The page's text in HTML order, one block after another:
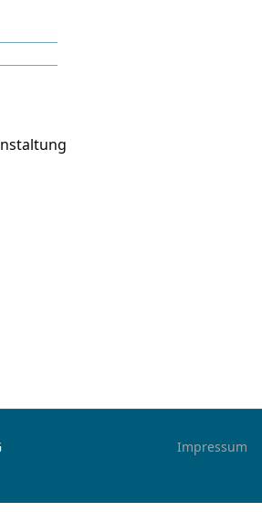
Impressum